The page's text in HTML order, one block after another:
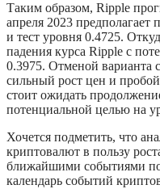
Таким образом, Ripple
апреля 2023
и тест уровня 0.4725.
падения курса Ripple с
0.3975. Отменой варианта
сильный рост цен и
стоит ожидать
потенциальной целью на
Хочется подметить, что
криптовалют в пользу
ближайшими событиями
календарь событий